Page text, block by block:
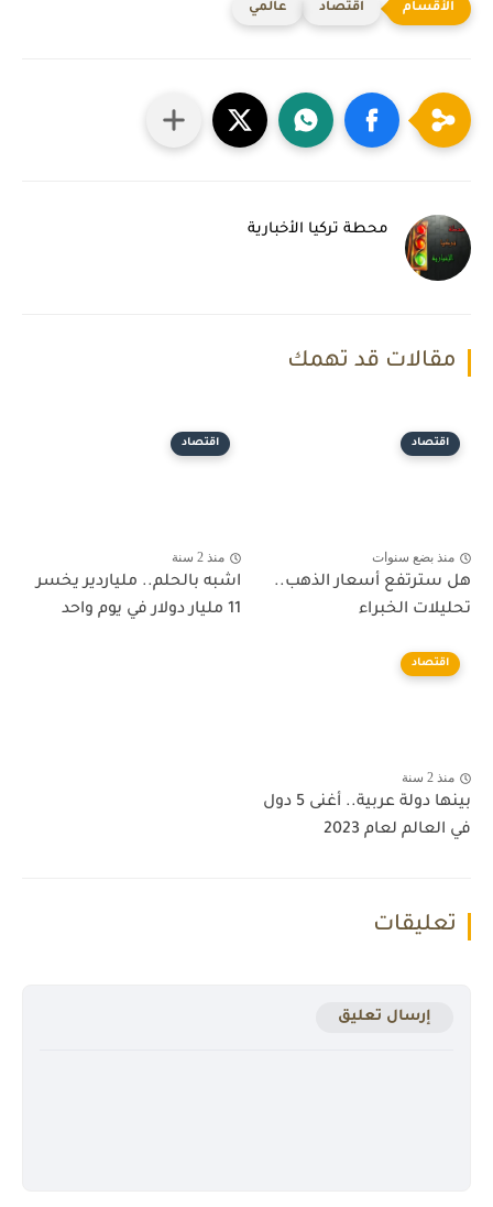
اقتصاد عالمي
محطة تركيا الأخبارية
مقالات قد تهمك
اقتصاد
منذ بضع سنوات
هل سترتفع أسعار الذهب..
تحليلات الخبراء
اقتصاد
منذ 2 سنة
اشبه بالحلم.. ملياردير يخسر
11 مليار دولار في يوم واحد
اقتصاد
منذ 2 سنة
بينها دولة عربية.. أغنى 5 دول
في العالم لعام 2023
تعليقات
إرسال تعليق